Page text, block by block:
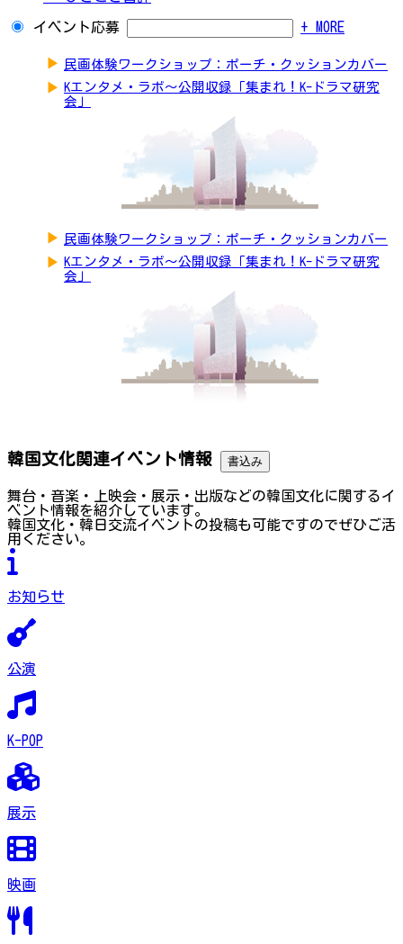
イベント応募 + MORE
▶ 民画体験ワークショップ：ポーチ・クッションカバー
▶ Kエンタメ・ラボ～公開収録「集まれ！K-ドラマ研究
会」
▶ 民画体験ワークショップ：ポーチ・クッションカバー
▶ Kエンタメ・ラボ～公開収録「集まれ！K-ドラマ研究
会」
韓国文化関連イベント情報 書込み
舞台・音楽・上映会・展示・出版などの韓国文化に関するイ
ベント情報を紹介しています。
韓国文化・韓日交流イベントの投稿も可能ですのでぜひご活
用ください。
お知らせ
公演
K-POP
展示
映画